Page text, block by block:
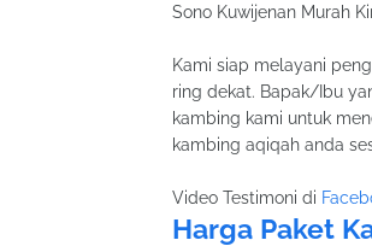
Sono Kuwijenan Murah
Kami siap melayani
ring dekat. Bapak/Ibu
kambing kami untuk
kambing aqiqah anda
Video Testimoni di
Harga Paket